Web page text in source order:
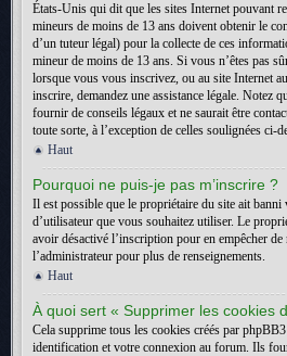
États-Unis qui dit que les sites Internet pouvant
mineurs de moins de 13 ans doivent obtenir le
d’un tuteur légal) pour la collecte de ces
mineur de moins de 13 ans. Si vous n’êtes pas
lorsque vous vous inscrivez, ou au site Internet
inscrire, demandez une assistance légale. Notez
fournir de conseils légaux et ne saurait être
toute sorte, à l’exception de celles soulignées ci-
Haut
Pourquoi ne puis-je pas m’inscrire ?
Il est possible que le propriétaire du site ait
d’utilisateur que vous souhaitez utiliser. Le
avoir désactivé l’inscription pour en empêcher
l’administrateur pour plus de renseignements.
Haut
À quoi sert « Supprimer les cookies
Cela supprime tous les cookies créés par
identification et votre connexion au forum. Ils